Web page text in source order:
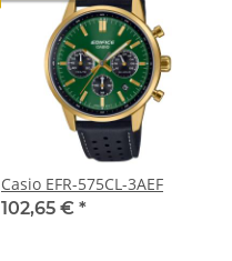
Casio EFR-575CL-3AEF
102,65 € *